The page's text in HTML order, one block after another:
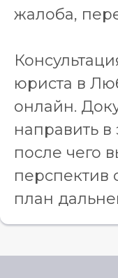
жалоба,
юриста в
онлайн.
направить
после чего
перспектив
план